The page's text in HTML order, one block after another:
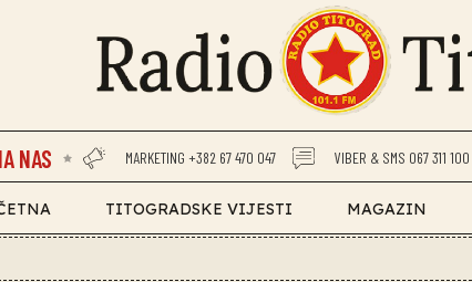
NAS MARKETING +382 67 470 047 VIBER & SMS 067 311 100
TITOGRADSKE VIJESTI MAGAZIN